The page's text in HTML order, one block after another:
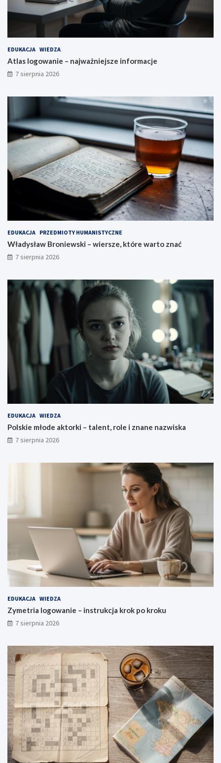
EDUKACJA WIEDZA
Atlas logowanie – najważniejsze informacje
7 sierpnia 2026
EDUKACJA PRZEDMIOTY HUMANISTYCZNE
Władysław Broniewski – wiersze, które warto znać
7 sierpnia 2026
EDUKACJA WIEDZA
Polskie młode aktorki – talent, role i znane nazwiska
7 sierpnia 2026
EDUKACJA WIEDZA
Zymetria logowanie – instrukcja krok po kroku
7 sierpnia 2026